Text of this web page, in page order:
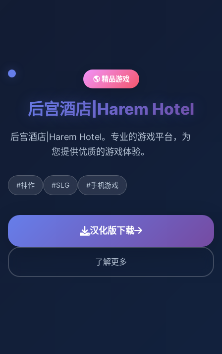
🌎 精品游戏
后宫酒店|Harem Hotel
后宫酒店|Harem Hotel。专业的游戏平台，为
您提供优质的游戏体验。
#神作 #SLG #手机游戏
汉化版下载
了解更多